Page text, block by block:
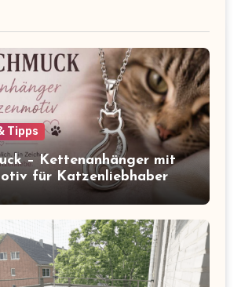
Tipps
– Kettenanhänger mit
für Katzenliebhaber